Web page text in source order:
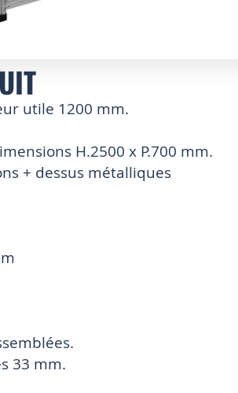
utile 1200 mm.
H.2500 x P.700 mm.
+ dessus métalliques
33 mm.